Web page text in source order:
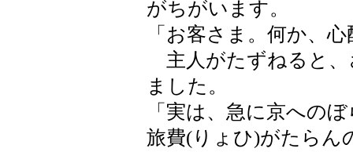
がちがいます。
「お客さま。何か、
主人がたずねると、
ました。
「実は、急に京への
旅費(りょひ)がたらん